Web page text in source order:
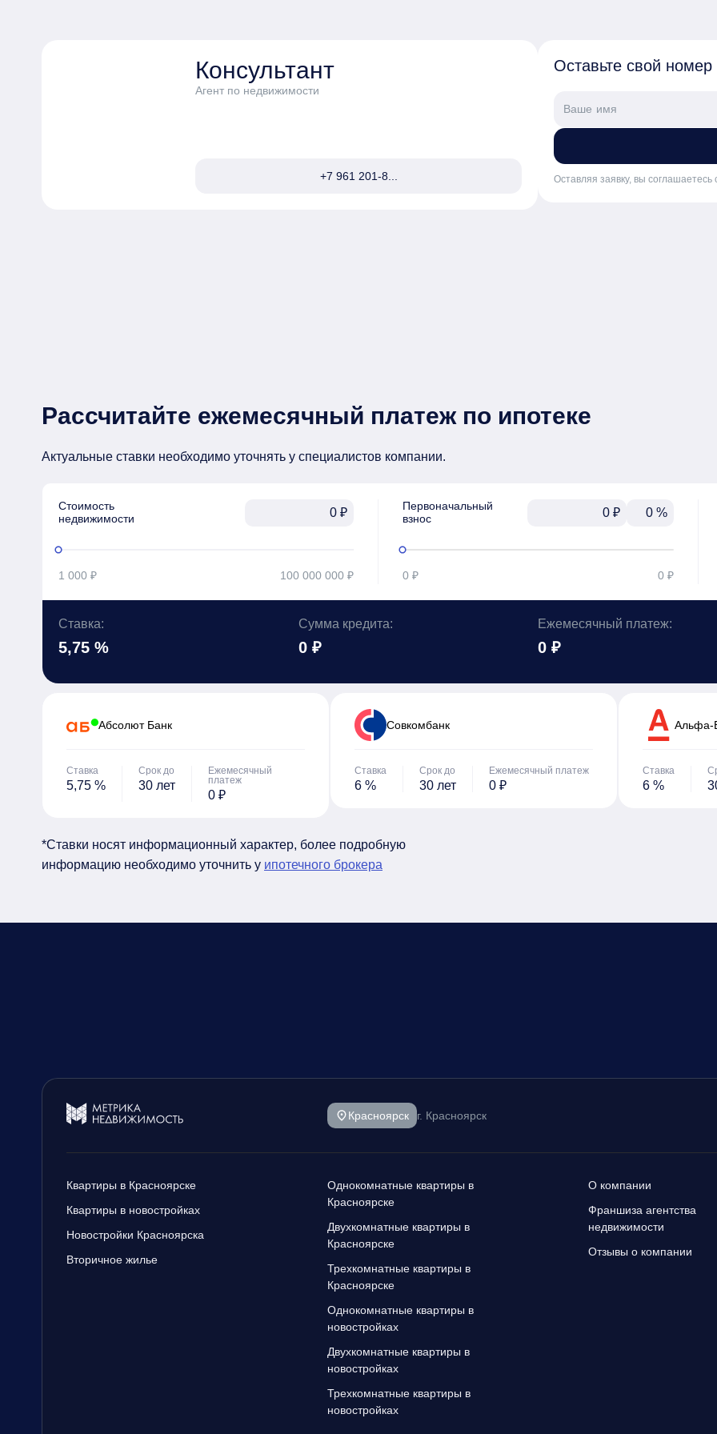
Консультант
Агент по недвижимости
+7 961 201-8...
Оставьте свой
Оставляя заявку, вы соглашаетесь
Рассчитайте ежемесячный платеж по ипотеке
Актуальные ставки необходимо уточнять у специалистов компании.
Стоимость
недвижимости
₽
1 000 ₽ 100 000 000 ₽
Первоначальный
взнос
₽ %
0 ₽ 0 ₽
Ставка:
5,75 %
Сумма кредита:
0 ₽
Ежемесячный платеж:
0 ₽
Абсолют Банк
Ставка
5,75 %
Срок до
30 лет
Ежемесячный
платеж
0 ₽
Cовкомбанк
Ставка
6 %
Срок до
30 лет
Ежемесячный платеж
0 ₽
Альфа-
Ставка
6 %
*Ставки носят информационный характер, более подробную
информацию необходимо уточнить у ипотечного брокера
Красноярск г. Красноярск
Квартиры в Красноярске
Квартиры в новостройках
Новостройки Красноярска
Вторичное жилье
Однокомнатные квартиры в
Красноярске
Двухкомнатные квартиры в
Красноярске
Трехкомнатные квартиры в
Красноярске
Однокомнатные квартиры в
новостройках
Двухкомнатные квартиры в
новостройках
Трехкомнатные квартиры в
новостройках
О компании
Франшиза агентства
недвижимости
Отзывы о компании